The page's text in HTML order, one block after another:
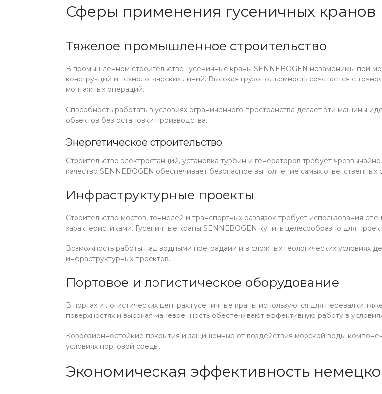
Сферы применения гусеничных кранов
Тяжелое промышленное строительство
В промышленном строительстве Гусеничные краны SENNEBOGEN незаменимы при
конструкций и технологических линий. Высокая грузоподъемность сочетается с
монтажных операций.
Способность работать в условиях ограниченного пространства делает эти машины
объектов без остановки производства.
Энергетическое строительство
Строительство электростанций, установка турбин и генераторов требует
качество SENNEBOGEN обеспечивает безопасное выполнение самых ответственных
Инфраструктурные проекты
Строительство мостов, тоннелей и транспортных развязок требует использования
характеристиками. Гусеничные краны SENNEBOGEN купить целесообразно для
Возможность работы над водными преградами и в сложных геологических условиях
инфраструктурных проектов.
Портовое и логистическое оборудование
В портах и логистических центрах гусеничные краны используются для перевалки
поверхностях и высокая маневренность обеспечивают эффективную работу в
Коррозионностойкие покрытия и защищенные от воздействия морской воды
условиях портовой среды.
Экономическая эффективность